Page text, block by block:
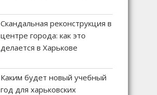
Скандальная реконструкция в
центре города: как это
делается в Харькове
Каким будет новый учебный
год для харьковских